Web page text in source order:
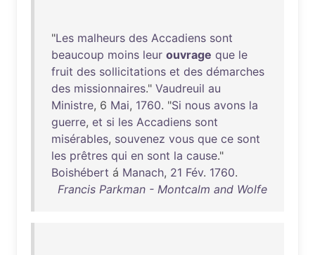
"Les malheurs des Accadiens sont
beaucoup moins leur ouvrage que le
fruit des sollicitations et des démarches
des missionnaires." Vaudreuil au
Ministre, 6 Mai, 1760. "Si nous avons la
guerre, et si les Accadiens sont
misérables, souvenez vous que ce sont
les prêtres qui en sont la cause."
Boishébert á Manach, 21 Fév. 1760.
Francis Parkman - Montcalm and Wolfe